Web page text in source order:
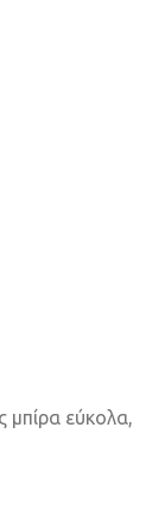
μπίρα εύκολα,